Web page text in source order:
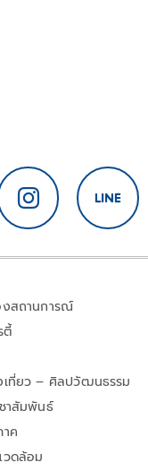
งสถานการณ์
ตี้
เที่ยว – ศิลปวัฒนธรรม
าสัมพันธ์
ค
ดล้อม